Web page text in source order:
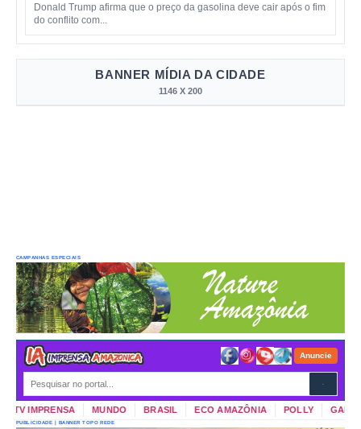
Donald Trump afirma que o preço da gasolina deve cair após o fim
do conflito com...
BANNER MÍDIA DA CIDADE
1146 X 200
CAMPANHAS ESPECIAIS
Anuncie
TV IMPRENSA MUNDO BRASIL ECO AMAZÔNIA POLLY
PUBLICIDADE | BANNER TOPO REDE